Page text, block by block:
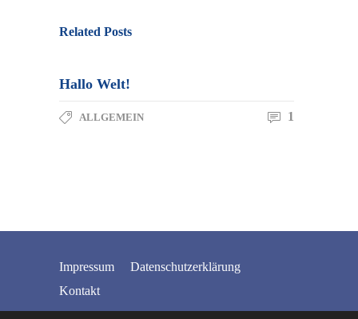
Re­la­ted Posts
Hallo Welt!
ALL­GE­MEIN 1
Im­pres­sum
Da­ten­schutz­er­klä­rung
Kon­takt